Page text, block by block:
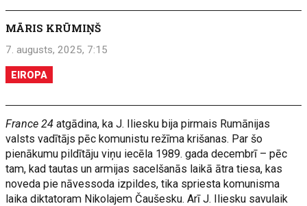
MĀRIS KRŪMIŅŠ
7. augusts, 2025, 7:15
EIROPA
France 24 atgādina, ka J. Iliesku bija pirmais Rumānijas
valsts vadītājs pēc komunistu režīma krišanas. Par šo
pienākumu pildītāju viņu iecēla 1989. gada decembrī – pēc
tam, kad tautas un armijas sacelšanās laikā ātra tiesa, kas
noveda pie nāvessoda izpildes, tika spriesta komunisma
laika diktatoram Nikolajem Čaušesku. Arī J. Iliesku savulaik